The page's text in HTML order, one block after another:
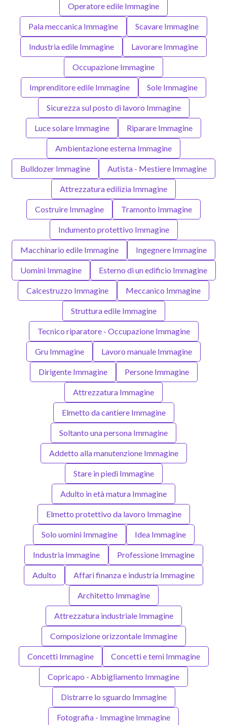
Operatore edile Immagine
Pala meccanica Immagine Scavare Immagine
Industria edile Immagine Lavorare Immagine
Occupazione Immagine
Imprenditore edile Immagine Sole Immagine
Sicurezza sul posto di lavoro Immagine
Luce solare Immagine Riparare Immagine
Ambientazione esterna Immagine
Bulldozer Immagine Autista - Mestiere Immagine
Attrezzatura edilizia Immagine
Costruire Immagine Tramonto Immagine
Indumento protettivo Immagine
Macchinario edile Immagine Ingegnere Immagine
Uomini Immagine Esterno di un edificio Immagine
Calcestruzzo Immagine Meccanico Immagine
Struttura edile Immagine
Tecnico riparatore - Occupazione Immagine
Gru Immagine Lavoro manuale Immagine
Dirigente Immagine Persone Immagine
Attrezzatura Immagine
Elmetto da cantiere Immagine
Soltanto una persona Immagine
Addetto alla manutenzione Immagine
Stare in piedi Immagine
Adulto in età matura Immagine
Elmetto protettivo da lavoro Immagine
Solo uomini Immagine Idea Immagine
Industria Immagine Professione Immagine
Adulto Affari finanza e industria Immagine
Architetto Immagine
Attrezzatura industriale Immagine
Composizione orizzontale Immagine
Concetti Immagine Concetti e temi Immagine
Copricapo - Abbigliamento Immagine
Distrarre lo sguardo Immagine
Fotografia - Immagine Immagine